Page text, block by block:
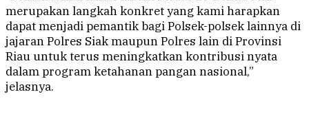
merupakan langkah konkret yang kami harapkan
dapat menjadi pemantik bagi Polsek-polsek lainnya di
jajaran Polres Siak maupun Polres lain di Provinsi
Riau untuk terus meningkatkan kontribusi nyata
dalam program ketahanan pangan nasional,”
jelasnya.